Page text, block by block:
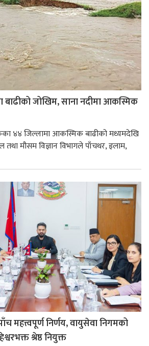
जोखिम, साना नदीमा आकस्मिक
४४ जिल्लामा आकस्मिक बाढीको मध्यमदेखि
मौसम विज्ञान विभागले पाँचथर, इलाम,
महत्त्वपूर्ण निर्णय, वायुसेवा निगमको
श्रेष्ठ नियुक्त